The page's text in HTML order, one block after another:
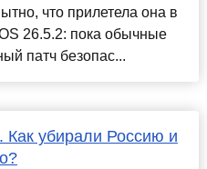
что прилетела она в
26.5.2: пока обычные
патч безопас...
Как убирали Россию и